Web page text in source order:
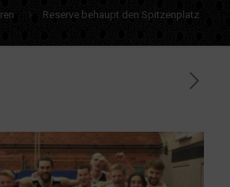
Reserve behaupt den Spitzenplatz